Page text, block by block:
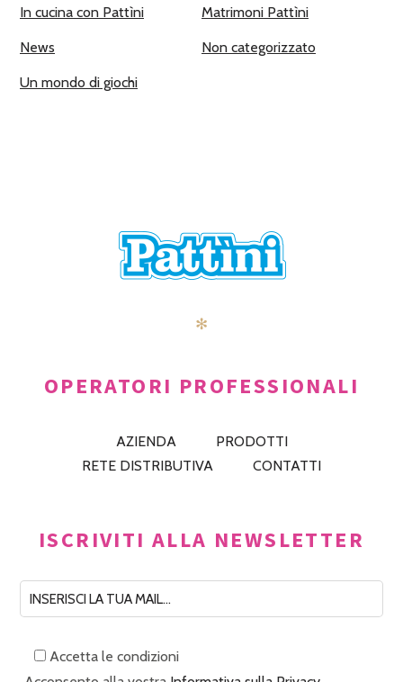
In cucina con Pattìni Matrimoni Pattìni
News Non categorizzato
Un mondo di giochi
✻
OPERATORI PROFESSIONALI
AZIENDA
PRODOTTI
RETE DISTRIBUTIVA
CONTATTI
ISCRIVITI ALLA NEWSLETTER
Accetta le condizioni